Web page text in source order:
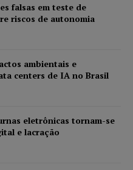
falsas em teste de
riscos de autonomia
ambientais e
centers de IA no Brasil
eletrônicas tornam-se
e lacração